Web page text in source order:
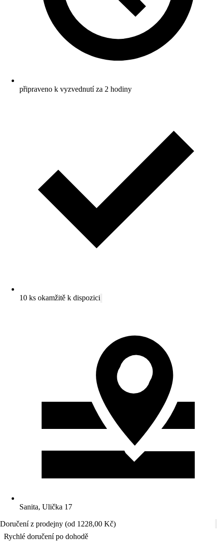
připraveno k vyzvednutí za 2 hodiny
10 ks okamžitě k dispozici
Sanita, Ulička 17
Doručení z prodejny (od 1228,00 Kč)
Rychlé doručení po dohodě